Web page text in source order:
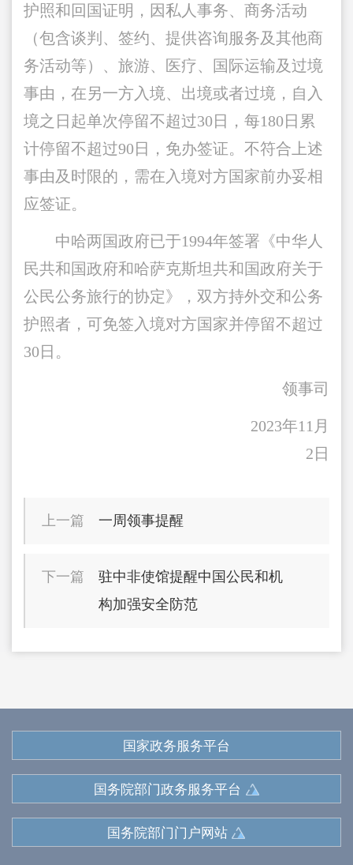
护照和回国证明，因私人事务、商务活动
（包含谈判、签约、提供咨询服务及其他商
务活动等）、旅游、医疗、国际运输及过境
事由，在另一方入境、出境或者过境，自入
境之日起单次停留不超过30日，每180日累
计停留不超过90日，免办签证。不符合上述
事由及时限的，需在入境对方国家前办妥相
应签证。
中哈两国政府已于1994年签署《中华人
民共和国政府和哈萨克斯坦共和国政府关于
公民公务旅行的协定》，双方持外交和公务
护照者，可免签入境对方国家并停留不超过
30日。
领事司
2023年11月
2日
上一篇 一周领事提醒
下一篇
驻中非使馆提醒中国公民和机
构加强安全防范
国家政务服务平台
国务院部门政务服务平台
国务院部门门户网站